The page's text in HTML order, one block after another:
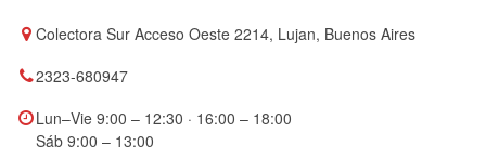
Colectora Sur Acceso Oeste 2214, Lujan, Buenos Aires
2323-680947
Lun–Vie 9:00 – 12:30 · 16:00 – 18:00
Sáb 9:00 – 13:00